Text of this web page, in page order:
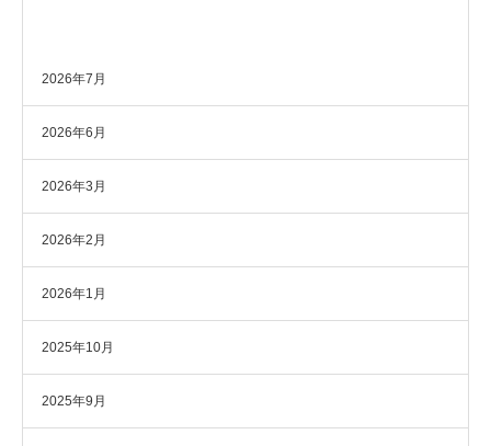
2026年7月
2026年6月
2026年3月
2026年2月
2026年1月
2025年10月
2025年9月